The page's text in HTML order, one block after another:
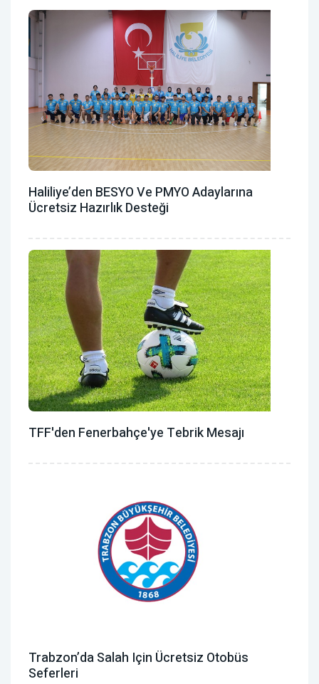
Haliliye’den BESYO Ve PMYO Adaylarına
Ücretsiz Hazırlık Desteği
TFF'den Fenerbahçe'ye Tebrik Mesajı
Trabzon’da Salah Için Ücretsiz Otobüs
Seferleri